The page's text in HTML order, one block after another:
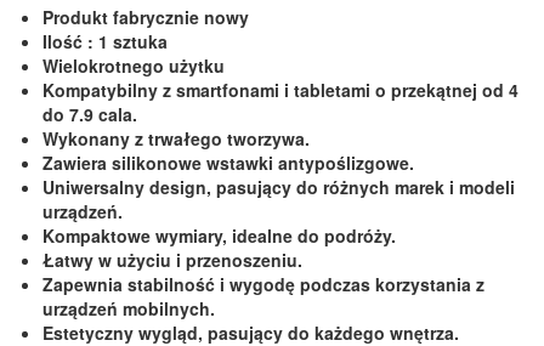
Produkt fabrycznie nowy
Ilość : 1 sztuka
Wielokrotnego użytku
Kompatybilny z smartfonami i tabletami o przekątnej od 4
do 7.9 cala.
Wykonany z trwałego tworzywa.
Zawiera silikonowe wstawki antypoślizgowe.
Uniwersalny design, pasujący do różnych marek i modeli
urządzeń.
Kompaktowe wymiary, idealne do podróży.
Łatwy w użyciu i przenoszeniu.
Zapewnia stabilność i wygodę podczas korzystania z
urządzeń mobilnych.
Estetyczny wygląd, pasujący do każdego wnętrza.